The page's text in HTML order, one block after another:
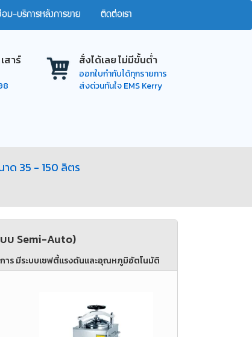
อม-บริการหลังการขาย ติดต่อเรา
สาร์ สั่งได้เลย ไม่มีขั้นต่ำ
ออกใบกำกับได้ทุกรายการ
ส่งด่วนทันใจ EMS Kerry
ด 35 - 150 ลิตร
บ Semi-Auto)
าร มีระบบเซฟตี้แรงดันและอุณหภูมิอัตโนมัติ